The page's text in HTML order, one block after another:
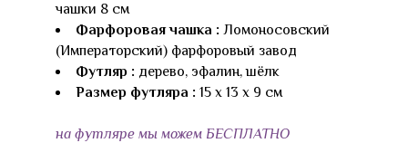
чашки 8 см
Фарфоровая чашка : Ломоносовский
(Императорский) фарфоровый завод
Футляр : дерево, эфалин, шёлк
Размер футляра : 15 х 13 х 9 см
на футляре мы можем БЕСПЛАТНО